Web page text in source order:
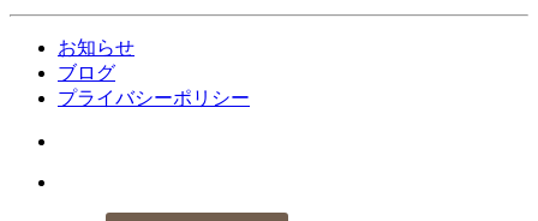
お知らせ
ブログ
プライバシーポリシー